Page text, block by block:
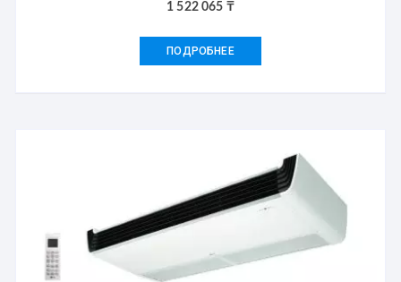
1 522 065 ₸
ПОДРОБНЕЕ